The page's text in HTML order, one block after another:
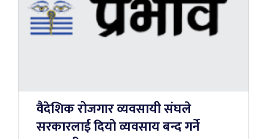
वैदेशिक रोजगार व्यवसायी संघले
सरकारलाई दियो व्यवसाय बन्द गर्ने